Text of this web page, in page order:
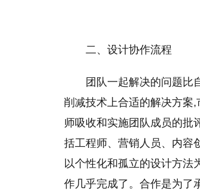
二、设计协作流程
团队一起解决的问题比
削减技术上合适的解决方案
师吸收和实施团队成员的批
括工程师、营销人员、内容
以个性化和孤立的设计方法
作几乎完成了。合作是为了